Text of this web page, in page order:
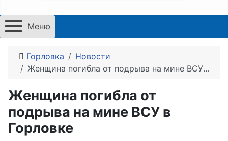
Меню
Горловка
Новости
Женщина погибла от подрыва на мине ВСУ в Горловке
Женщина погибла от
подрыва на мине ВСУ в
Горловке